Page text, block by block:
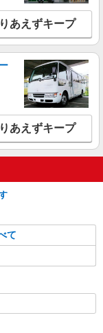
あえずキープ
あえずキープ
て